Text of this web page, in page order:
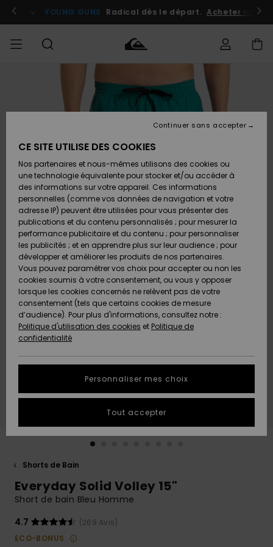
l'information
le
Se connecter / s'inscrire
YOUNG GUNS Radical dès le départ. Acheter
Vêtements
Chaussures
& Tongs
Surf
Snow
Nouveautés
A
Découvrir
Vêtements
Chaussures
& Tongs
Surf
Snow
Nouveautés
A
Découvrir
FEMME
Shop
A
Découvrir
Snow
SURF
Surf
Shop
Homme
Surf
Shop
Enfant
Highlights
Communauté
SNOW
Snow
Shop
Homme
Snow
Shop
Enfant
Snow
Shop
Femme
A
Découvrir
Communauté
OUTLET
Outlet
Homme
Enfant
Outlet
Femme
AIDE &
CONTACT
Accéder à
ma
commande
Retours
Paiement
Carte
Cadeau
Quiksilver
Freedom
Protection
des
tailles
conversation
plus rapide
à votre
Démarrer
MAGASINS
QUIKSILVER
Shorts de Bain
Everyday Solid Volley 15"
Short de bain Bleu Homme
4.7
(269 Avis)
ECO-BONUS
CE SITE UTILISE DES COOKIES
Nos partenaires et nous-mêmes utilisons des cookies ou
une technologie équivalente pour stocker et/ou accéder à
des informations sur votre appareil. Ces informations
personnelles (comme vos données de navigation et votre
adresse IP) peuvent être utilisées pour vous présenter des
publications et du contenu personnalisés ; pour mesurer la
performance publicitaire et du contenu ; pour personnaliser
les publicités ; et en apprendre plus sur leur audience ; pour
développer et améliorer les produits de nos partenaires.
Vous pouvez paramétrer vos choix pour accepter ou non les
cookies soumis à votre consentement, ou vous y opposer
lorsque les cookies concernés ne relèvent pas de votre
consentement (tels que certains cookies de mesure
d’audience). Pour plus d'informations, consultez notre :
Politique d'utilisation des cookies et Politique de
confidentialité
Personnaliser mes choix
Continuer sans accepter
Tout accepter